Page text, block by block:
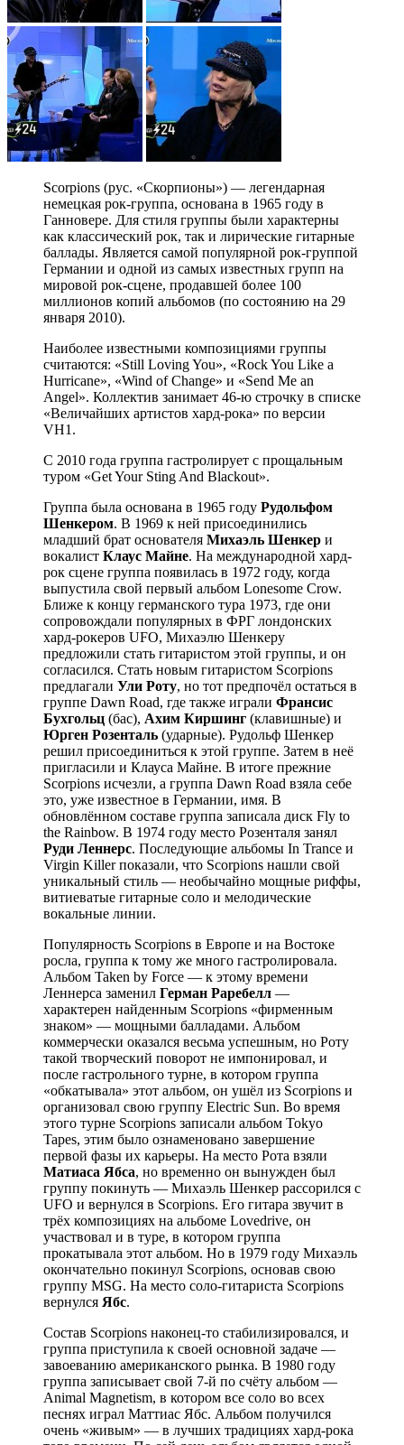
Scorpions (рус. «Скорпионы») — легендарная
немецкая рок-группа, основана в 1965 году в
Ганновере. Для стиля группы были характерны
как классический рок, так и лирические гитарные
баллады. Является самой популярной рок-группой
Германии и одной из самых известных групп на
мировой рок-сцене, продавшей более 100
миллионов копий альбомов (по состоянию на 29
января 2010).
Наиболее известными композициями группы
считаются: «Still Loving You», «Rock You Like a
Hurricane», «Wind of Change» и «Send Me an
Angel». Коллектив занимает 46-ю строчку в списке
«Величайших артистов хард-рока» по версии
VH1.
С 2010 года группа гастролирует с прощальным
туром «Get Your Sting And Blackout».
Группа была основана в 1965 году Рудольфом
Шенкером. В 1969 к ней присоединились
младший брат основателя Михаэль Шенкер и
вокалист Клаус Майне. На международной хард-
рок сцене группа появилась в 1972 году, когда
выпустила свой первый альбом Lonesome Crow.
Ближе к концу германского тура 1973, где они
сопровождали популярных в ФРГ лондонских
хард-рокеров UFO, Михаэлю Шенкеру
предложили стать гитаристом этой группы, и он
согласился. Стать новым гитаристом Scorpions
предлагали Ули Роту, но тот предпочёл остаться в
группе Dawn Road, где также играли Франсис
Бухгольц (бас), Ахим Киршинг (клавишные) и
Юрген Розенталь (ударные). Рудольф Шенкер
решил присоединиться к этой группе. Затем в неё
пригласили и Клауса Майне. В итоге прежние
Scorpions исчезли, а группа Dawn Road взяла себе
это, уже известное в Германии, имя. В
обновлённом составе группа записала диск Fly to
the Rainbow. В 1974 году место Розенталя занял
Руди Леннерс. Последующие альбомы In Trance и
Virgin Killer показали, что Scorpions нашли свой
уникальный стиль — необычайно мощные риффы,
витиеватые гитарные соло и мелодические
вокальные линии.
Популярность Scorpions в Европе и на Востоке
росла, группа к тому же много гастролировала.
Альбом Taken by Force — к этому времени
Леннерса заменил Герман Раребелл —
характерен найденным Scorpions «фирменным
знаком» — мощными балладами. Альбом
коммерчески оказался весьма успешным, но Роту
такой творческий поворот не импонировал, и
после гастрольного турне, в котором группа
«обкатывала» этот альбом, он ушёл из Scorpions и
организовал свою группу Electric Sun. Во время
этого турне Scorpions записали альбом Tokyo
Tapes, этим было ознаменовано завершение
первой фазы их карьеры. На место Рота взяли
Матиаса Ябса, но временно он вынужден был
группу покинуть — Михаэль Шенкер рассорился с
UFO и вернулся в Scorpions. Его гитара звучит в
трёх композициях на альбоме Lovedrive, он
участвовал и в туре, в котором группа
прокатывала этот альбом. Но в 1979 году Михаэль
окончательно покинул Scorpions, основав свою
группу MSG. На место соло-гитариста Scorpions
вернулся Ябc.
Состав Scorpions наконец-то стабилизировался, и
группа приступила к своей основной задаче —
завоеванию американского рынка. В 1980 году
группа записывает свой 7-й по счёту альбом —
Animal Magnetism, в котором все соло во всех
песнях играл Маттиас Ябс. Альбом получился
очень «живым» — в лучших традициях хард-рока